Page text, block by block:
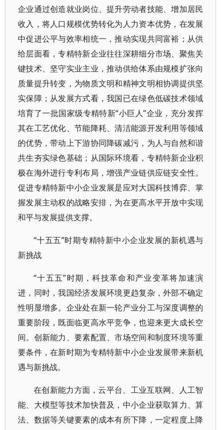
企业通过创造就业岗位、提升劳动者技能、增加居民
收入，将人口规模优势转化为人力资本优势，在发展
中促进公平与效率相统一，推动实现共同富裕；从供
给层面看，专精特新企业往往深耕细分市场、聚焦关
键技术、坚守实业主业，推动供给体系由规模扩张向
质量提升转变，为物质文明和精神文明相协调提供坚
实保障；从发展方式看，我国已在绿色低碳技术领域
培育了一批国家级专精特新“小巨人”企业，充分发挥
其在工艺优化、节能降耗、清洁能源开发利用等领域
的优势，带动上下游协同降碳减污，为人与自然和谐
共生夯实绿色基础；从国际环境看，专精特新企业积
极在海外进行专利布局，增强产业链供应链安全性。
促进专精特新中小企业发展是应对大国科技博弈、掌
握发展主动权的战略安排，为在更高水平开放中实现
和平与发展提供支撑。
“十五五”时期专精特新中小企业发展的新机遇与
新挑战
“十五五”时期，科技革命和产业变革将加速演
进，同时，我国经济发展环境更趋复杂，外部不确定
性明显增多。企业处在新一轮产业分工与深度调整的
重要阶段，既面临更高水平竞争，也迎来更大成长空
间。创新能力、要素配置、市场空间和制度环境等重
要条件，在新时期为专精特新中小企业发展带来新机
遇与新挑战。
在创新能力方面，云平台、工业互联网、人工智
能、大模型等技术加快普及，中小企业获取算力、算
法、数据等关键要素的成本有所下降，一定程度上降